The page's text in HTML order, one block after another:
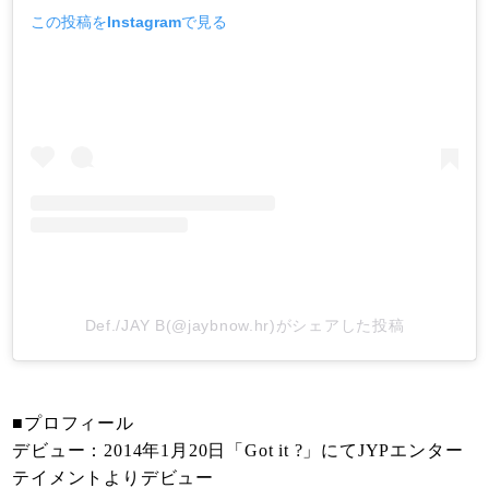
この投稿をInstagramで見る
Def./JAY B(@jaybnow.hr)がシェアした投稿
■プロフィール
デビュー：2014年1月20日「Got it ?」にてJYPエンター
テイメントよりデビュー